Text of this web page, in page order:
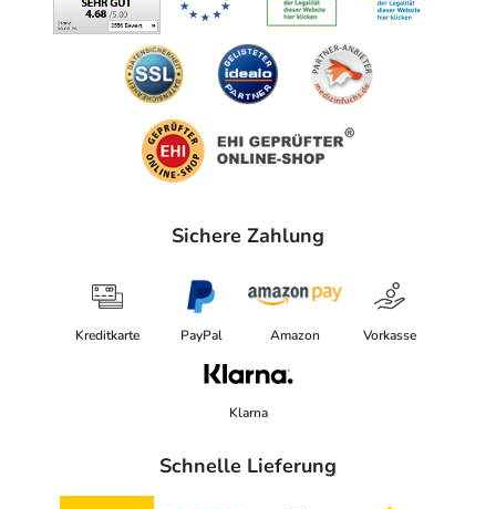
Sichere Zahlung
Kreditkarte PayPal Amazon Vorkasse
Klarna
Schnelle Lieferung